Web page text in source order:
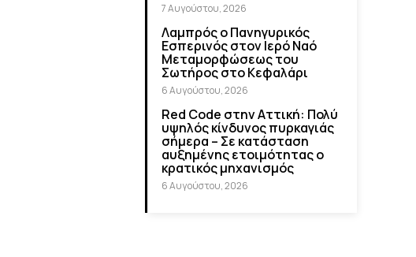
7 Αυγούστου, 2026
Λαμπρός ο Πανηγυρικός
Εσπερινός στον Ιερό Ναό
Μεταμορφώσεως του
Σωτήρος στο Κεφαλάρι
6 Αυγούστου, 2026
Red Code στην Αττική: Πολύ
υψηλός κίνδυνος πυρκαγιάς
σήμερα – Σε κατάσταση
αυξημένης ετοιμότητας ο
κρατικός μηχανισμός
6 Αυγούστου, 2026